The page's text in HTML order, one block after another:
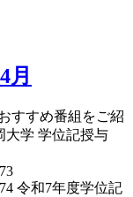
月
すすめ番組をご紹
学 学位記授与
令和7年度学位記